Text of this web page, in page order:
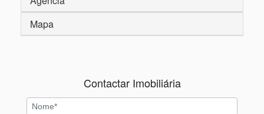
Mapa
Contactar Imobiliária